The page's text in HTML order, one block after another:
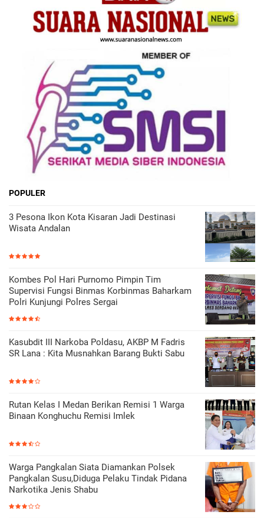
POPULER
3 Pesona Ikon Kota Kisaran Jadi Destinasi
Wisata Andalan
Kombes Pol Hari Purnomo Pimpin Tim
Supervisi Fungsi Binmas Korbinmas Baharkam
Polri Kunjungi Polres Sergai
Kasubdit III Narkoba Poldasu, AKBP M Fadris
SR Lana : Kita Musnahkan Barang Bukti Sabu
Rutan Kelas I Medan Berikan Remisi 1 Warga
Binaan Konghuchu Remisi Imlek
Warga Pangkalan Siata Diamankan Polsek
Pangkalan Susu,Diduga Pelaku Tindak Pidana
Narkotika Jenis Shabu